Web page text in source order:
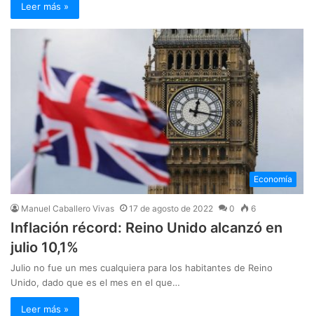
Leer más »
Economía
Manuel Caballero Vivas 17 de agosto de 2022 0 6
Inflación récord: Reino Unido alcanzó en
julio 10,1%
Julio no fue un mes cualquiera para los habitantes de Reino
Unido, dado que es el mes en el que…
Leer más »